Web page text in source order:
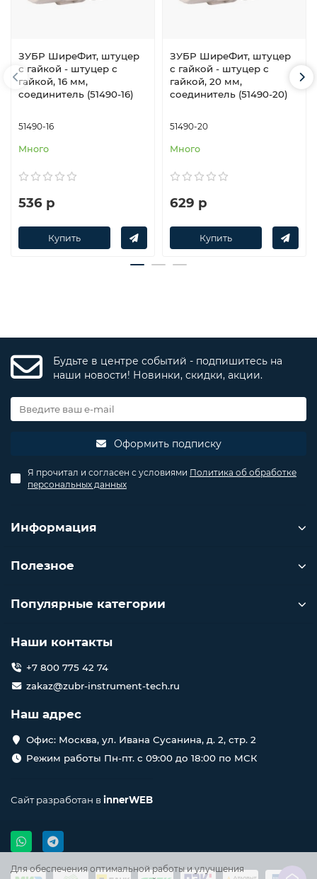
ЗУБР ШиреФит, штуцер
с гайкой - штуцер с
гайкой, 16 мм,
соединитель (51490-16)
51490-16
Много
536 р
Купить
ЗУБР ШиреФит, штуцер
с гайкой - штуцер с
гайкой, 20 мм,
соединитель (51490-20)
51490-20
Много
629 р
Купить
Для обеспечения оптимальной работы и улучшения
Будьте в центре событий - подпишитесь на
наши новости! Новинки, скидки, акции.
Оформить подписку
Я прочитал и согласен с условиями Политика об обработке
персональных данных
Информация
Полезное
Популярные категории
Наши контакты
+7 800 775 42 74
zakaz@zubr-instrument-tech.ru
Наш адрес
Офис: Москва, ул. Ивана Сусанина, д. 2, стр. 2
Режим работы Пн-пт. с 09:00 до 18:00 по МСК
Сайт разработан вinnerWEB